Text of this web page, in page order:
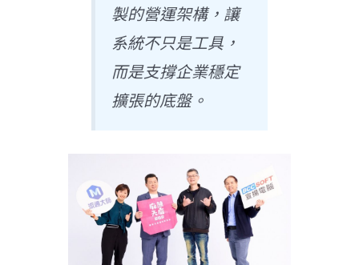
製的營運架構，讓
系統不只是工具，
而是支撐企業穩定
擴張的底盤。